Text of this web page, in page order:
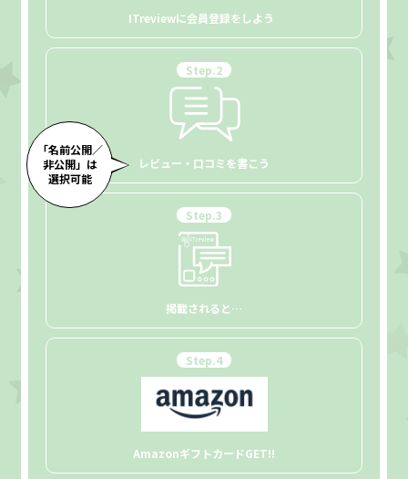
ITreviewに会員登録をしよう
Step.2
「名前公開／
非公開」は
選択可能
レビュー・口コミを書こう
Step.3
掲載されると…
Step.4
AmazonギフトカードGET!!